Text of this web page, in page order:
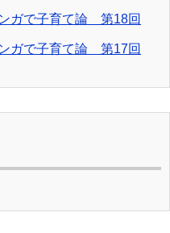
ガで子育て論 第18回
ガで子育て論 第17回